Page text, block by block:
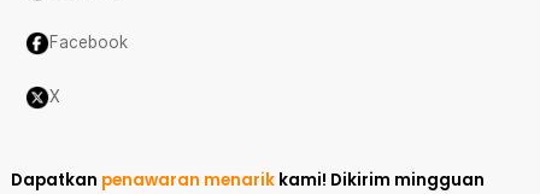
Facebook
X
Dapatkan penawaran menarik kami! Dikirim mingguan